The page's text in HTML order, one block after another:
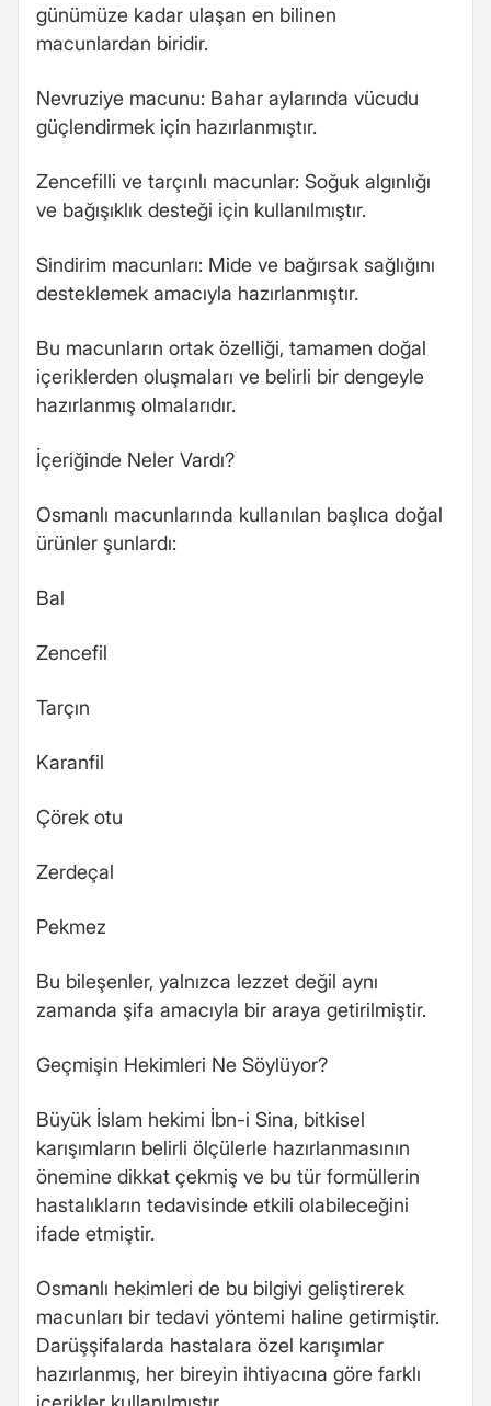
günümüze kadar ulaşan en bilinen
macunlardan biridir.
Nevruziye macunu: Bahar aylarında vücudu
güçlendirmek için hazırlanmıştır.
Zencefilli ve tarçınlı macunlar: Soğuk algınlığı
ve bağışıklık desteği için kullanılmıştır.
Sindirim macunları: Mide ve bağırsak sağlığını
desteklemek amacıyla hazırlanmıştır.
Bu macunların ortak özelliği, tamamen doğal
içeriklerden oluşmaları ve belirli bir dengeyle
hazırlanmış olmalarıdır.
İçeriğinde Neler Vardı?
Osmanlı macunlarında kullanılan başlıca doğal
ürünler şunlardı:
Bal
Zencefil
Tarçın
Karanfil
Çörek otu
Zerdeçal
Pekmez
Bu bileşenler, yalnızca lezzet değil aynı
zamanda şifa amacıyla bir araya getirilmiştir.
Geçmişin Hekimleri Ne Söylüyor?
Büyük İslam hekimi İbn-i Sina, bitkisel
karışımların belirli ölçülerle hazırlanmasının
önemine dikkat çekmiş ve bu tür formüllerin
hastalıkların tedavisinde etkili olabileceğini
ifade etmiştir.
Osmanlı hekimleri de bu bilgiyi geliştirerek
macunları bir tedavi yöntemi haline getirmiştir.
Darüşşifalarda hastalara özel karışımlar
hazırlanmış, her bireyin ihtiyacına göre farklı